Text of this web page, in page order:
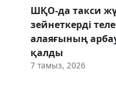
ШҚО-да такси
зейнеткерді
алаяғының
қалды
7 тамыз, 2026